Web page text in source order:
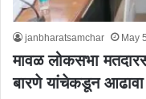
janbharatsamchar May
मावळ लोकसभा
बारणे यांचेकडून आढावा